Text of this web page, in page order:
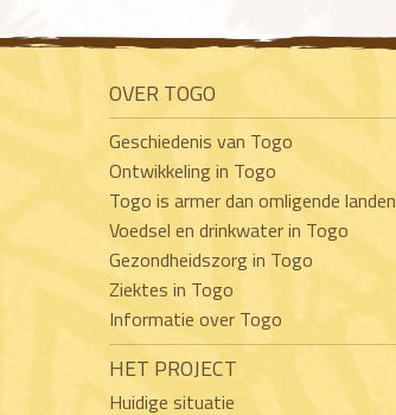
OVER TOGO
Geschiedenis van Togo
Ontwikkeling in Togo
Togo is armer dan omligende landen
Voedsel en drinkwater in Togo
Gezondheidszorg in Togo
Ziektes in Togo
Informatie over Togo
HET PROJECT
Huidige situatie